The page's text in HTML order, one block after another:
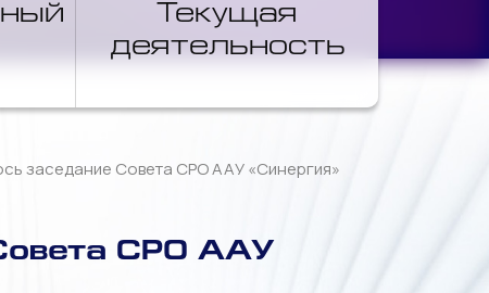
Текущая
деятельность
заседание Совета СРО ААУ «Синергия»
СРО ААУ